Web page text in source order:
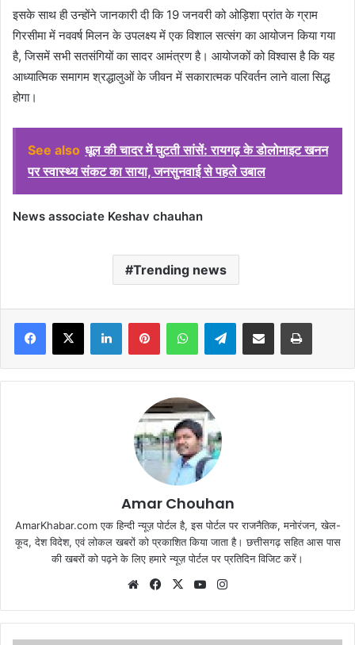
इसके साथ ही उन्होंने जानकारी दी कि 19 जनवरी को ओड़िशा प्रांत के ग्राम
गिरसीमा में नववर्ष मिलन के उपलक्ष्य में एक विशाल सत्संग का आयोजन किया गया
है, जिसमें सभी सतसंगियों का सादर आमंत्रण है। आयोजकों को विश्वास है कि यह
आध्यात्मिक समागम श्रद्धालुओं के जीवन में सकारात्मक परिवर्तन लाने वाला सिद्ध
होगा।
See also धूल की चादर में घुटती सांसें: रायगढ़ के डोलोमाइट खनन
पर स्वास्थ्य संकट का साया, जनसुनवाई से पहले उबाल
News associate Keshav chauhan
Trending news
Facebook
X LinkedInPinterestWhatsAppTelegramShare via Email Print
Amar Chouhan
AmarKhabar.com एक हिन्दी न्यूज़ पोर्टल है, इस पोर्टल पर राजनैतिक, मनोरंजन, खेल-
कूद, देश विदेश, एवं लोकल खबरों को प्रकाशित किया जाता है। छत्तीसगढ़ सहित आस पास
की खबरों को पढ़ने के लिए हमारे न्यूज़ पोर्टल पर प्रतिदिन विजिट करें।
WebsiteFacebook
X YouTube